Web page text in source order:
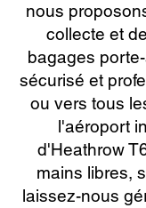
nous
collecte et
bagages
sécurisé et
ou vers tous
l'aéroport
d'Heathrow
mains libres,
laissez-nous